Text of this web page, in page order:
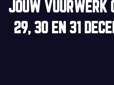
JOUW VUURWERK
29, 30EN 31